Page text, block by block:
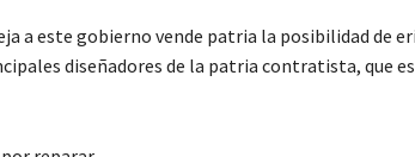
a este gobierno vende patria la posibilidad de
diseñadores de la patria contratista, que